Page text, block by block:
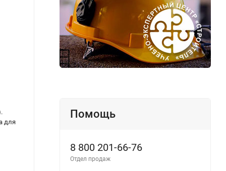
для
РД 212.0182-02 Руководство по технической
Помощь
8 800 201-66-76
Отдел продаж